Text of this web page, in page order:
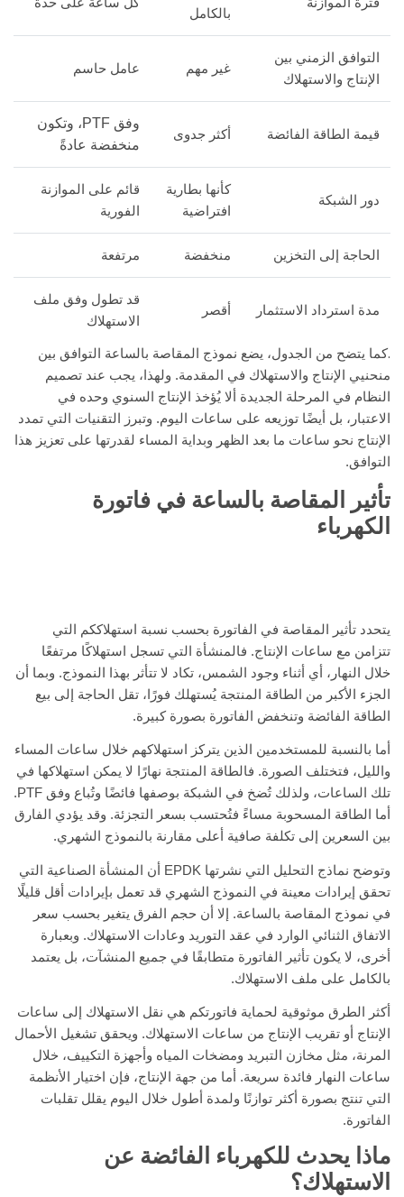
بالكامل
التوافق الزمني بين
الإنتاج والاستهلاك
غير مهم عامل حاسم
قيمة الطاقة الفائضة أكثر جدوى
وفق PTF، وتكون
منخفضة عادةً
دور الشبكة
كأنها بطارية
افتراضية
قائم على الموازنة
الفورية
الحاجة إلى التخزين منخفضة مرتفعة
مدة استرداد الاستثمار أقصر
قد تطول وفق ملف
الاستهلاك
.كما يتضح من الجدول، يضع نموذج المقاصة بالساعة التوافق بين
منحنيي الإنتاج والاستهلاك في المقدمة. ولهذا، يجب عند تصميم
النظام في المرحلة الجديدة ألا يُؤخذ الإنتاج السنوي وحده في
الاعتبار، بل أيضًا توزيعه على ساعات اليوم. وتبرز التقنيات التي تمدد
الإنتاج نحو ساعات ما بعد الظهر وبداية المساء لقدرتها على تعزيز هذا
التوافق.
تأثير المقاصة بالساعة في فاتورة
الكهرباء
يتحدد تأثير المقاصة في الفاتورة بحسب نسبة استهلاككم التي
تتزامن مع ساعات الإنتاج. فالمنشأة التي تسجل استهلاكًا مرتفعًا
خلال النهار، أي أثناء وجود الشمس، تكاد لا تتأثر بهذا النموذج. وبما أن
الجزء الأكبر من الطاقة المنتجة يُستهلك فورًا، تقل الحاجة إلى بيع
الطاقة الفائضة وتنخفض الفاتورة بصورة كبيرة.
أما بالنسبة للمستخدمين الذين يتركز استهلاكهم خلال ساعات المساء
والليل، فتختلف الصورة. فالطاقة المنتجة نهارًا لا يمكن استهلاكها في
تلك الساعات، ولذلك تُضخ في الشبكة بوصفها فائضًا وتُباع وفق PTF.
أما الطاقة المسحوبة مساءً فتُحتسب بسعر التجزئة. وقد يؤدي الفارق
بين السعرين إلى تكلفة صافية أعلى مقارنة بالنموذج الشهري.
وتوضح نماذج التحليل التي نشرتها EPDK أن المنشأة الصناعية التي
تحقق إيرادات معينة في النموذج الشهري قد تعمل بإيرادات أقل قليلًا
في نموذج المقاصة بالساعة. إلا أن حجم الفرق يتغير بحسب سعر
الاتفاق الثنائي الوارد في عقد التوريد وعادات الاستهلاك. وبعبارة
أخرى، لا يكون تأثير الفاتورة متطابقًا في جميع المنشآت، بل يعتمد
بالكامل على ملف الاستهلاك.
أكثر الطرق موثوقية لحماية فاتورتكم هي نقل الاستهلاك إلى ساعات
الإنتاج أو تقريب الإنتاج من ساعات الاستهلاك. ويحقق تشغيل الأحمال
المرنة، مثل مخازن التبريد ومضخات المياه وأجهزة التكييف، خلال
ساعات النهار فائدة سريعة. أما من جهة الإنتاج، فإن اختيار الأنظمة
التي تنتج بصورة أكثر توازنًا ولمدة أطول خلال اليوم يقلل تقلبات
الفاتورة.
ماذا يحدث للكهرباء الفائضة عن
الاستهلاك؟